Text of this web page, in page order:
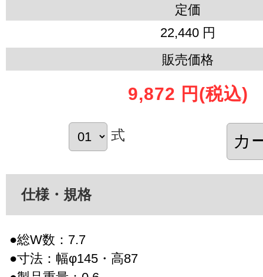
定価
22,440 円
販売価格
9,872 円 (税込)
式
仕様・規格
●総W数：7.7
●寸法：幅φ145・高87